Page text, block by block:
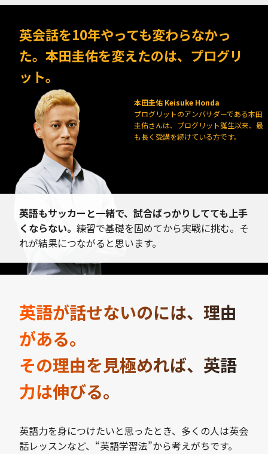
英会話を10年やっても変わらなかっ
た。本田圭佑を変えたのは、プログリ
ット。
本田圭佑 Keisuke Honda
プログリットのアンバサダーである本田
圭佑さんは、プログリット誕生以来、最
も長く受講を続けている方です。
英語もサッカーと一緒で、試合ばっかりしてても上手
くならない。 練習で基礎を固めてから実戦に挑む。そ
れが結果につながると思います。
英語が話せないのには、理由
がある。
その理由を見極めれば、英語
力は伸びる。
英語力を身につけたいと思ったとき、多くの人は英会
話レッスンなど、“英語学習法”から考えがちです。